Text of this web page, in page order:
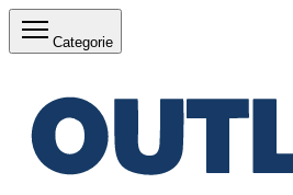
Categorie